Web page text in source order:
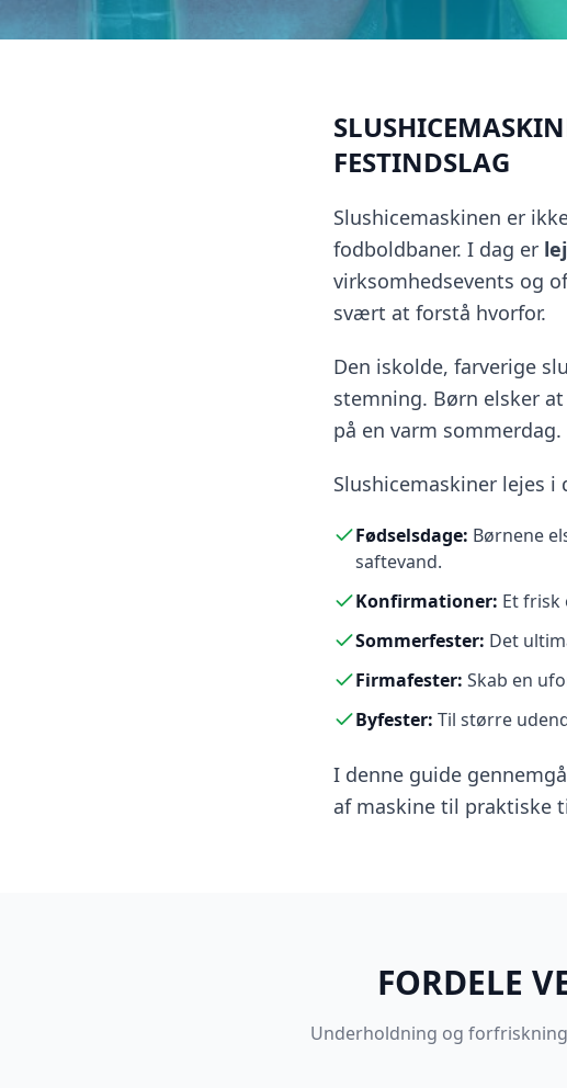
FESTINDSLAG
Slushicemaskinen er
fodboldbaner. I dag er
virksomhedsevents og
svært at forstå hvorfor.
Den iskolde, farverige
stemning. Børn elsker
på en varm
Slushicemaskiner lejes
Fødselsdage: Børnene
saftevand.
Konfirmationer: Et
Sommerfester: Det
Firmafester: Skab en
Byfester: Til større
I denne guide
af maskine til praktiske
FORDELE
Underholdning og